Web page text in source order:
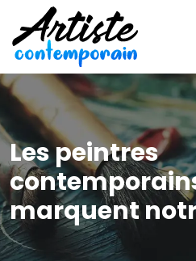
Les peintres
marquent